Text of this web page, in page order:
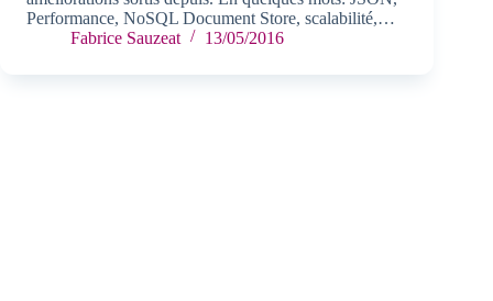
Performance, NoSQL Document Store, scalabilité,…
Fabrice Sauzeat
13/05/2016